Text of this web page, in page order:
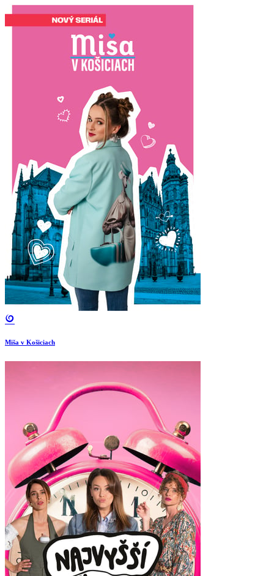
Miša v Košiciach